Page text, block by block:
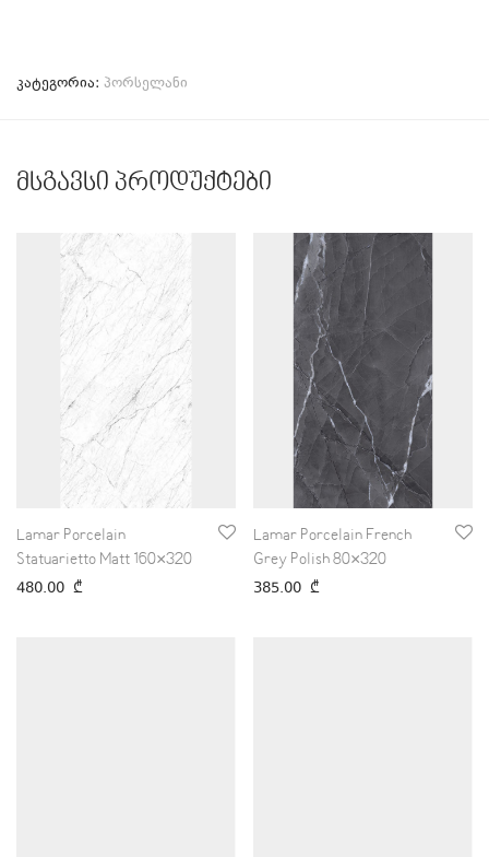
კატეგორია: პორსელანი
მსგავსი პროდუქტები
Lamar Porcelain
Statuarietto Matt 160×320
480.00 ₾
Lamar Porcelain French
Grey Polish 80×320
385.00 ₾